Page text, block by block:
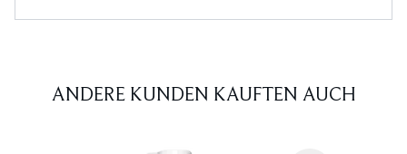
ANDERE KUNDEN KAUFTEN AUCH